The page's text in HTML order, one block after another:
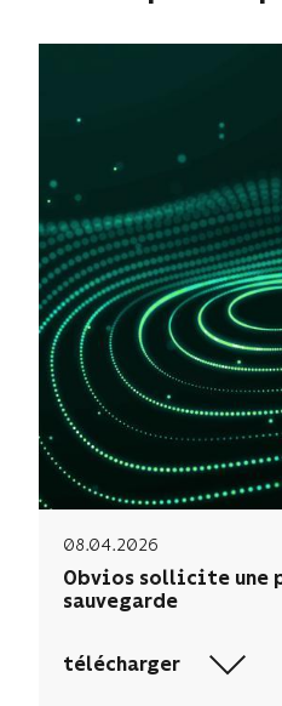
08.04.2026
Obvios sollicite une
sauvegarde
télécharger